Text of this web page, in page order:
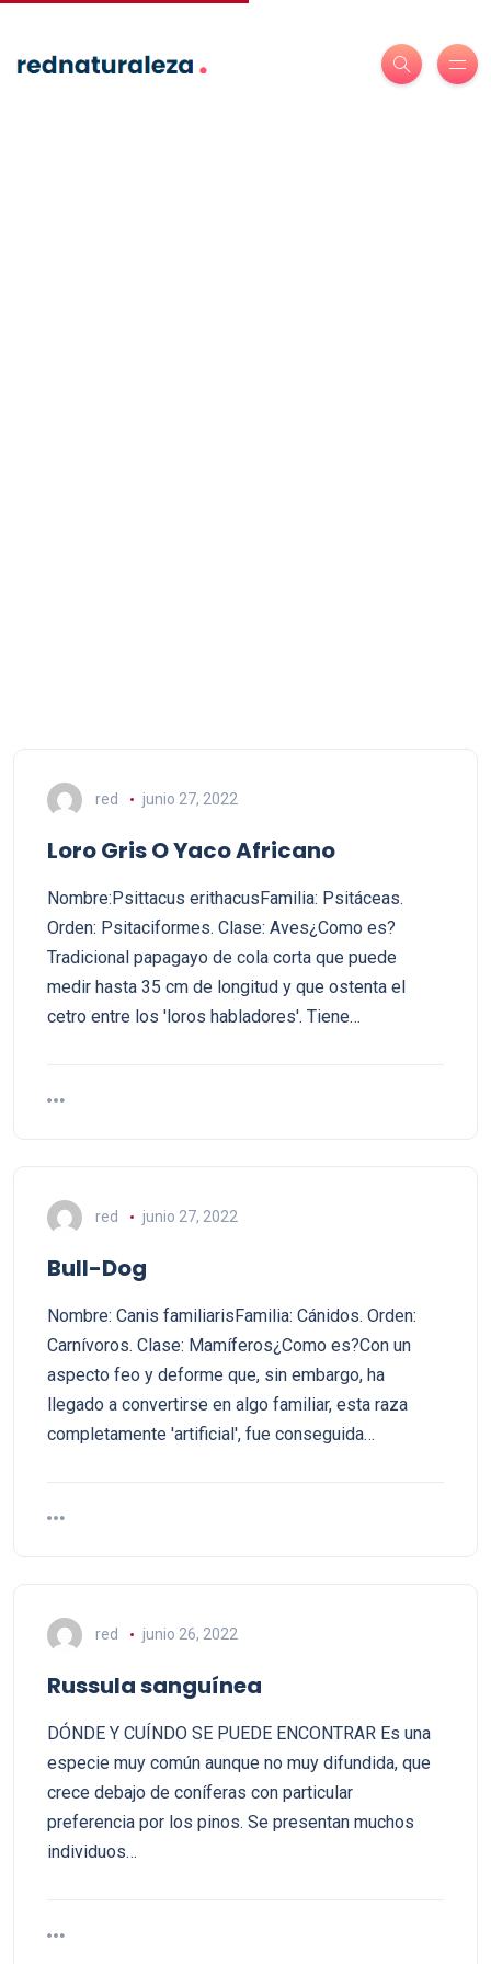
red junio 27, 2022
Loro Gris O Yaco Africano
Nombre:Psittacus erithacusFamilia: Psitáceas.
Orden: Psitaciformes. Clase: Aves¿Como es?
Tradicional papagayo de cola corta que puede
medir hasta 35 cm de longitud y que ostenta el
cetro entre los 'loros habladores'. Tiene…
red junio 27, 2022
Bull-Dog
Nombre: Canis familiarisFamilia: Cánidos. Orden:
Carnívoros. Clase: Mamíferos¿Como es?Con un
aspecto feo y deforme que, sin embargo, ha
llegado a convertirse en algo familiar, esta raza
completamente 'artificial', fue conseguida…
red junio 26, 2022
Russula sanguínea
DÓNDE Y CUÍNDO SE PUEDE ENCONTRAR Es una
especie muy común aunque no muy difundida, que
crece debajo de coníferas con particular
preferencia por los pinos. Se presentan muchos
individuos…